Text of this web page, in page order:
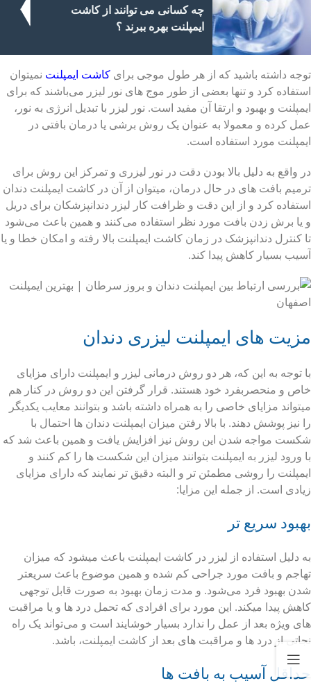
چه کسانی می توانند از کاشت
ایمپلنت بهره ببرند ؟
توجه داشته باشید که از هر طول موجی برای کاشت ایمپلنت نمیتوان
استفاده کرد و تنها بعضی از طور موج های نور لیزر می‌باشند که برای
ایمپلنت و بهبود و ارتقا آن مفید است. نور لیزر با تبدیل انرژی به نور،
عمل کرده و معمولا به عنوان یک روش برشی یا درمان بافتی در
ایمپلنت مورد استفاده است.
در واقع به دلیل بالا بودن دقت در نور لیزری و تمرکز این روش برای
ترمیم بافت های در حال درمان، میتوان از آن در کاشت ایمپلنت دندان
استفاده کرد و از این دقت و ظرافت کار لیزر دندانپزشکان برای دریل
و یا برش زدن بافت مورد نظر استفاده می‌کنند و همین باعث می‌شود
تا کنترل دندانپزشک در زمان کاشت ایمپلنت بالا رفته و امکان خطا و یا
آسیب بسیار کاهش پیدا کند.
مزیت های ایمپلنت لیزری دندان
با توجه به این که، هر دو روش درمانی لیزر و ایمپلنت دارای مزایای
خاص و منحصربفرد خود هستند. قرار گرفتن این دو روش در کنار هم
میتواند مزایای خاصی را به همراه داشته باشد و بتوانند معایب یکدیگر
را نیز پوشش دهند. با بالا رفتن میزان ایمپلنت دندان ها احتمال با
شکست مواجه شدن این روش نیز افزایش یافت و همین باعث شد که
با ورود لیزر به ایمپلنت بتوانند میزان این شکست ها را کم کنند و
ایمپلنت را روشی مطمئن تر و البته دقیق تر نمایند که دارای مزایای
زیادی است. از جمله این مزایا:
بهبود سریع تر
به دلیل استفاده از لیزر در کاشت ایمپلنت باعث میشود که میزان
تهاجم و بافت مورد جراحی کم شده و همین موضوع باعث سریعتر
شدن بهبود فرد می‌شود. و مدت زمان بهبود به صورت قابل توجهی
کاهش پیدا میکند. این مورد برای افرادی که تحمل درد ها و یا مراقبت
های ویژه بعد از عمل را ندارد بسیار خوشایند است و می‌تواند یک راه
نجاتی از درد ها و مراقبت های بعد از کاشت ایمپلنت، باشد.
حداقل آسیب به بافت ها